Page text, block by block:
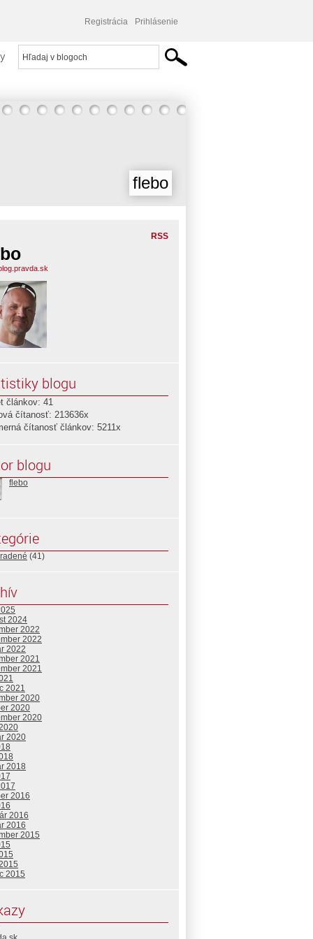
Registrácia Prihlásenie
flebo
RSS
blogu
článkov: 41
čítanosť: 213636x
čítanosť článkov: 5211x
blogu
flebo
(41)
2024
2022
2022
2022
2021
2021
2021
2020
2020
2020
2020
2018
2016
2016
2016
2015
2015